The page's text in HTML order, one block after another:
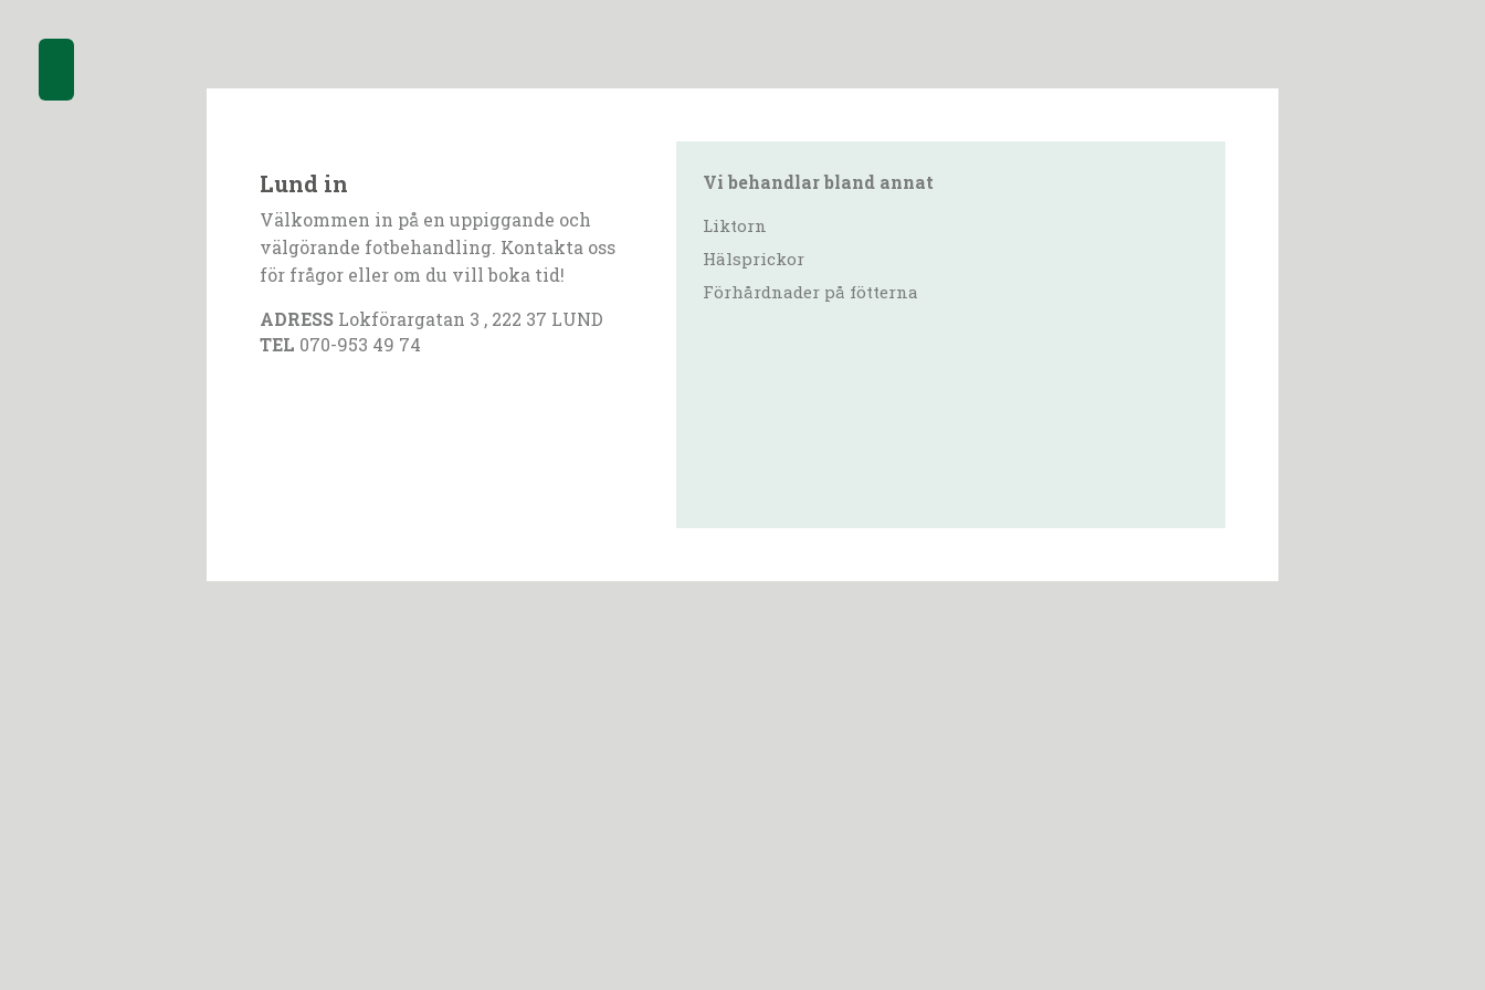
Lund in
Välkommen in på en uppiggande och
välgörande fotbehandling. Kontakta oss
för frågor eller om du vill boka tid!
ADRESS Lokförargatan 3 , 222 37 LUND
TEL 070-953 49 74
Vi behandlar bland annat
Liktorn
Hälsprickor
Förhårdnader på fötterna